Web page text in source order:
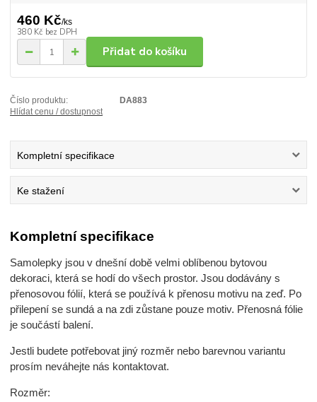
460 Kč/ks
380 Kč bez DPH
Přidat do košíku
Číslo produktu:
DA883
Hlídat cenu / dostupnost
Kompletní specifikace
Ke stažení
Kompletní specifikace
Samolepky jsou v dnešní době velmi oblíbenou bytovou
dekoraci, která se hodí do všech prostor. Jsou dodávány s
přenosovou fólií, která se používá k přenosu motivu na zeď. Po
přilepení se sundá a na zdi zůstane pouze motiv. Přenosná fólie
je součástí balení.
Jestli budete potřebovat jiný rozměr nebo barevnou variantu
prosím neváhejte nás kontaktovat.
Rozměr: